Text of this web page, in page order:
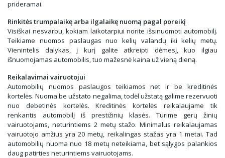
prideramai.
Rinkitės trumpalaikę arba ilgalaikę nuomą pagal poreikį
Visiškai nesvarbu, kokiam laikotarpiui norite išsinuomoti automobilį.
Teikiame nuomos paslaugas nuo kelių valandų iki kelių metų.
Vienintelis dalykas, į kurį galite atkreipti dėmesį, kuo ilgiau
išnuomojamas automobilis, tuo mažesnė kaina už vieną dieną.
Reikalavimai vairuotojui
Automobilių nuomos paslaugos teikiamos net ir be kreditinės
kortelės. Nuoma be užstato negalima, todėl užstatą galime rezervuoti
nuo debetinės kortelės. Kreditinės kortelės reikalaujame tik
renkantis automobilį iš prestižinių klasės. Turime gerų žinių
vairuotojams, neturintiems 2 metų stažo. Minimalus reikalaujamas
vairuotojo amžius yra 20 metų, reikalingas stažas yra 1 metai. Tad
automobilių nuoma nuo 18 metų neteikiama, bet sąlygos palankios
daug patirties neturintiems vairuotojams.